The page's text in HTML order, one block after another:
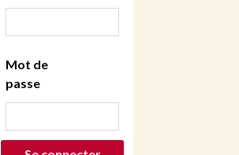
Mot de
passe